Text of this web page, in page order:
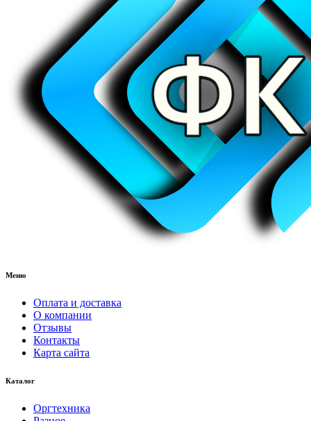
Меню
Оплата и доставка
О компании
Отзывы
Контакты
Карта сайта
Каталог
Оргтехника